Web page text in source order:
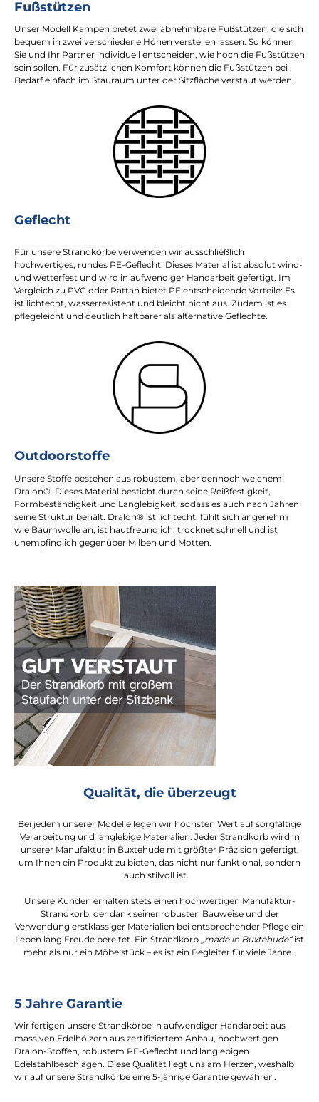
Fußstützen
Unser Modell Kampen bietet zwei abnehmbare Fußstützen, die sich
bequem in zwei verschiedene Höhen verstellen lassen. So können
Sie und Ihr Partner individuell entscheiden, wie hoch die Fußstützen
sein sollen. Für zusätzlichen Komfort können die Fußstützen bei
Bedarf einfach im Stauraum unter der Sitzfläche verstaut werden.
Geflecht
Für unsere Strandkörbe verwenden wir ausschließlich
hochwertiges, rundes PE-Geflecht. Dieses Material ist absolut wind-
und wetterfest und wird in aufwendiger Handarbeit gefertigt. Im
Vergleich zu PVC oder Rattan bietet PE entscheidende Vorteile: Es
ist lichtecht, wasserresistent und bleicht nicht aus. Zudem ist es
pflegeleicht und deutlich haltbarer als alternative Geflechte.
Outdoorstoffe
Unsere Stoffe bestehen aus robustem, aber dennoch weichem
Dralon®. Dieses Material besticht durch seine Reißfestigkeit,
Formbeständigkeit und Langlebigkeit, sodass es auch nach Jahren
seine Struktur behält. Dralon® ist lichtecht, fühlt sich angenehm
wie Baumwolle an, ist hautfreundlich, trocknet schnell und ist
unempfindlich gegenüber Milben und Motten.
Qualität, die überzeugt
Bei jedem unserer Modelle legen wir höchsten Wert auf sorgfältige
Verarbeitung und langlebige Materialien. Jeder Strandkorb wird in
unserer Manufaktur in Buxtehude mit größter Präzision gefertigt,
um Ihnen ein Produkt zu bieten, das nicht nur funktional, sondern
auch stilvoll ist.
Unsere Kunden erhalten stets einen hochwertigen Manufaktur-
Strandkorb, der dank seiner robusten Bauweise und der
Verwendung erstklassiger Materialien bei entsprechender Pflege ein
Leben lang Freude bereitet. Ein Strandkorb „made in Buxtehude“ist
mehr als nur ein Möbelstück – es ist ein Begleiter für viele Jahre..
5 Jahre Garantie
Wir fertigen unsere Strandkörbe in aufwendiger Handarbeit aus
massiven Edelhölzern aus zertifiziertem Anbau, hochwertigen
Dralon-Stoffen, robustem PE-Geflecht und langlebigen
Edelstahlbeschlägen. Diese Qualität liegt uns am Herzen, weshalb
wir auf unsere Strandkörbe eine 5-jährige Garantie gewähren.